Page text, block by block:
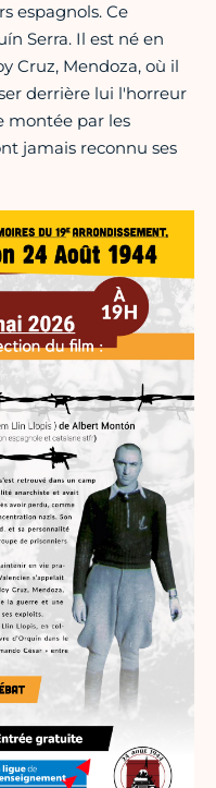
espagnols. Ce
Serra. Il est né en
Cruz, Mendoza, où il
derrière lui l'horreur
montée par les
jamais reconnu ses